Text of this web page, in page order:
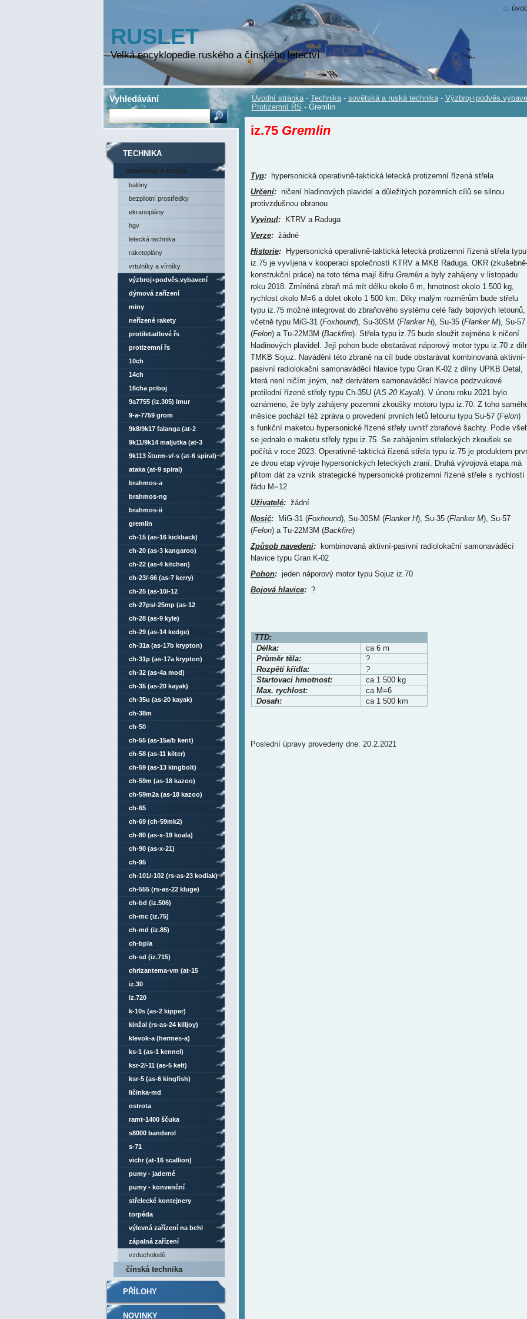
RUSLET
Velká encyklopedie ruského a čínského letectví
Úvodní stránka - Technika - sovětská a ruská technika -
Protizemní ŘS - Gremlin
iz.75 Gremlin
Typ:hypersonická operativně-taktická letecká protizemní řízená střela
Určení:ničení hladinových plavidel a důležitých pozemních cílů se silnou
protivzdušnou obranou
Vyvinul:KTRV a Raduga
Verze:žádné
Historie:Hypersonická operativně-taktická letecká protizemní řízená střela typu
iz.75 je vyvíjena v kooperaci společností KTRV a MKB Raduga. OKR
konstrukční práce) na toto téma mají šifru Gremlina byly zahájeny v listopadu
roku 2018. Zmíněná zbraň má mít délku okolo 6 m, hmotnost okolo 1 500 kg,
rychlost okolo M=6 a dolet okolo 1 500 km. Díky malým rozměrům bude střelu
typu iz.75 možné integrovat do zbraňového systému celé řady bojových letounů,
včetně typu MiG-31 (Foxhound), Su-30SM (Flanker H), Su-35 (Flanker M), Su-57
(Felon) a Tu-22M3M (Backfire). Střela typu iz.75 bude sloužit zejména k ničení
hladinových plavidel. Její pohon bude obstarávat náporový motor typu iz.70 z
TMKB Sojuz. Navádění této zbraně na cíl bude obstarávat kombinovaná aktivní-
pasivní radiolokační samonaváděcí hlavice typu Gran K-02 z dílny UPKB Detal,
která není ničím jiným, než derivátem samonaváděcí hlavice podzvukové
protilodní řízené střely typu Ch-35U (AS-20 Kayak). V únoru roku 2021 bylo
oznámeno, že byly zahájeny pozemní zkoušky motoru typu iz.70. Z toho
měsíce pochází též zpráva o provedení prvních letů letounu typu Su-57 (Felon)
s funkční maketou hypersonické řízené střely uvnitř zbraňové šachty. Podle
se jednalo o maketu střely typu iz.75. Se zahájením střeleckých zkoušek se
počítá v roce 2023. Operativně-taktická řízená střela typu iz.75 je produktem
ze dvou etap vývoje hypersonických leteckých zraní. Druhá vývojová etapa má
přitom dát za vznik strategické hypersonické protizemní řízené střele s rychlostí
řádu M=12.
Uživatelé:žádní
Nosič:MiG-31 (Foxhound), Su-30SM (Flanker H), Su-35 (Flanker M), Su-57
(Felon) a Tu-22M3M (Backfire)
Způsob navedení:kombinovaná aktivní-pasivní radiolokační samonaváděcí
hlavice typu Gran K-02
Pohon:jeden náporový motor typu Sojuz iz.70
Bojová hlavice:?
TTD:
Délka:
ca 6 m
Průměr těla:
?
Rozpětí křídla:
?
Startovací hmotnost:
ca 1 500 kg
Max. rychlost:
ca M=6
Dosah:
ca 1 500 km
Poslední úpravy provedeny dne: 20.2.2021
TECHNIKA
sovětská a ruská
technika
balóny
bezpilotní prostředky
ekranoplány
hgv
letecká technika
raketoplány
vrtulníky a vírníky
výzbroj+podvěs.vybavení
dýmová zařízení
miny
neřízené rakety
protiletadlové řs
protizemní řs
10ch
14ch
16cha priboj
9a7755 (iz.305) lmur
9-a-7759 grom
9k8/9k17 falanga (at-2
swatter)
9k11/9k14 maljutka (at-3
sagger)
9k113 šturm-v/-s (at-6 spiral)
ataka (at-9 spiral)
brahmos-a
brahmos-ng
brahmos-ii
gremlin
ch-15 (as-16 kickback)
ch-20 (as-3 kangaroo)
ch-22 (as-4 kitchen)
ch-23/-66 (as-7 kerry)
ch-25 (as-10/-12
karen/kegler)
ch-27ps/-25mp (as-12
kegler)
ch-28 (as-9 kyle)
ch-29 (as-14 kedge)
ch-31a (as-17b krypton)
ch-31p (as-17a krypton)
ch-32 (as-4a mod)
ch-35 (as-20 kayak)
ch-35u (as-20 kayak)
ch-38m
ch-50
ch-55 (as-15a/b kent)
ch-58 (as-11 kilter)
ch-59 (as-13 kingbolt)
ch-59m (as-18 kazoo)
ch-59m2a (as-18 kazoo)
ch-65
ch-69 (ch-59mk2)
ch-80 (as-x-19 koala)
ch-90 (as-x-21)
ch-95
ch-101/-102 (rs-as-23 kodiak)
ch-555 (rs-as-22 kluge)
ch-bd (iz.506)
ch-mc (iz.75)
ch-md (iz.85)
ch-bpla
ch-sd (iz.715)
chrizantema-vm (at-15
springer)
iz.30
iz.720
k-10s (as-2 kipper)
kinžal (rs-as-24 killjoy)
klevok-a (hermes-a)
ks-1 (as-1 kennel)
ksr-2/-11 (as-5 kelt)
ksr-5 (as-6 kingfish)
ličinka-md
ostrota
ramt-1400 ščuka
s8000 banderol
s-71
vichr (at-16 scallion)
pumy - jaderné
pumy - konvenční
střelecké kontejnery
torpéda
výlevná zařízení na bchl
zápalná zařízení
vzducholodě
čínská technika
PŘÍLOHY
NOVINKY
Vyhledávání